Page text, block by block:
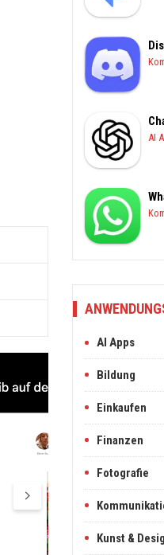
AI
AI Apps
Bildung
Einkaufen
Finanzen
Fotografie
Kunst &